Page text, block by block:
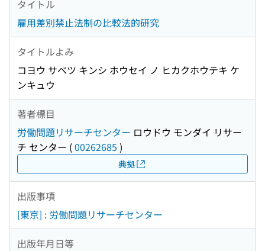
タイトル
雇用差別禁止法制の比較法的研究
タイトルよみ
コヨウ サベツ キンシ ホウセイ ノ ヒカクホウテキ ケ
ンキュウ
著者標目
労働問題リサーチセンター ロウドウ モンダイ リサー
チ センター (00262685 )
典拠
出版事項
[東京] : 労働問題リサーチセンター
出版年月日等